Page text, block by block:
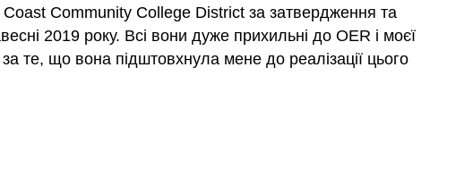
Coast Community College District за затвердження та
2019 року. Всі вони дуже прихильні до OER і моєї
те, що вона підштовхнула мене до реалізації цього